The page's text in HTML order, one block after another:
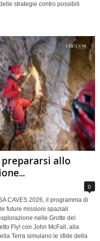
strategie contro possibili
allo
0
CAVES 2026, il programma di
future missioni spaziali
nelle Grotte del
Fly! con John McFall, alla
Terra simulano le sfide della